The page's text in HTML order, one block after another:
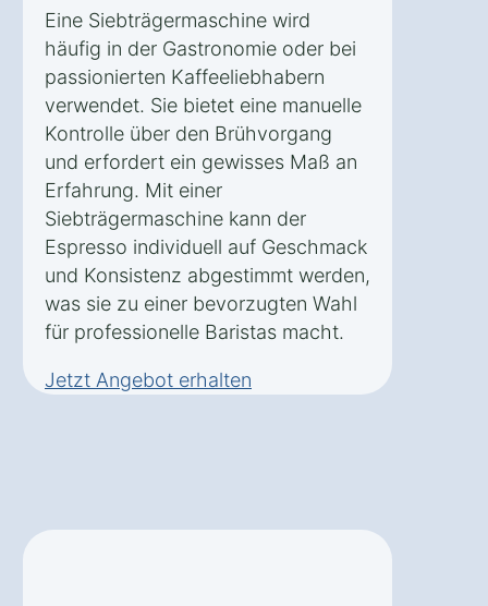
Eine Siebträgermaschine wird
häufig in der Gastronomie oder bei
passionierten Kaffeeliebhabern
verwendet. Sie bietet eine manuelle
Kontrolle über den Brühvorgang
und erfordert ein gewisses Maß an
Erfahrung. Mit einer
Siebträgermaschine kann der
Espresso individuell auf Geschmack
und Konsistenz abgestimmt werden,
was sie zu einer bevorzugten Wahl
für professionelle Baristas macht.
Jetzt Angebot erhalten